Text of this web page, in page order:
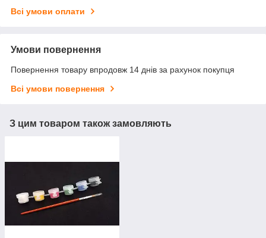
Всі умови оплати
Умови повернення
Повернення товару впродовж 14 днів за рахунок покупця
Всі умови повернення
З цим товаром також замовляють